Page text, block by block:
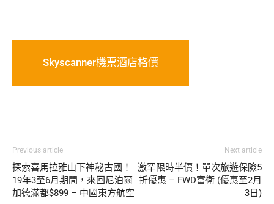
Skyscanner機票酒店格價
Previous article
探索喜馬拉雅山下神秘古國！
19年3至6月期間，來回尼泊爾
加德滿都$899 – 中國東方航空
Next article
激罕限時半價！單次旅遊保險5
折優惠 – FWD富衛 (優惠至2月
3日)